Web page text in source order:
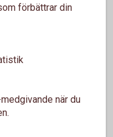
behov. Vilken
förbättrar din
när du